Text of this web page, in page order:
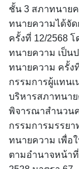
ชั้น 3 สภาทนาย
ทนายความได้จั
ครั้งที่ 12/2568
ทนายความ เป็น
ทนายความ ครั้ง
กรรมการผู้แทน
บริหารสภาทนาย
พิจารณาสำนวน
กรรมการมรรย
ทนายความ เพื่อ
ตามอำนาจหน้า